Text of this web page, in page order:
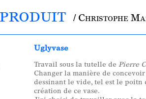
/ Christophe
Uglyvase
Travail sous la tutelle de Pierre
Changer la manière de
dessinant le vide, tel est le poitn
création de ce vase.